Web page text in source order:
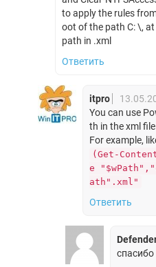
to apply the rules
oot of the path C: \,
path in .xml
Ответить
itpro
You can use
th in the xml
For example,
(Get-
e
ath".xml"
Ответить
спасибо